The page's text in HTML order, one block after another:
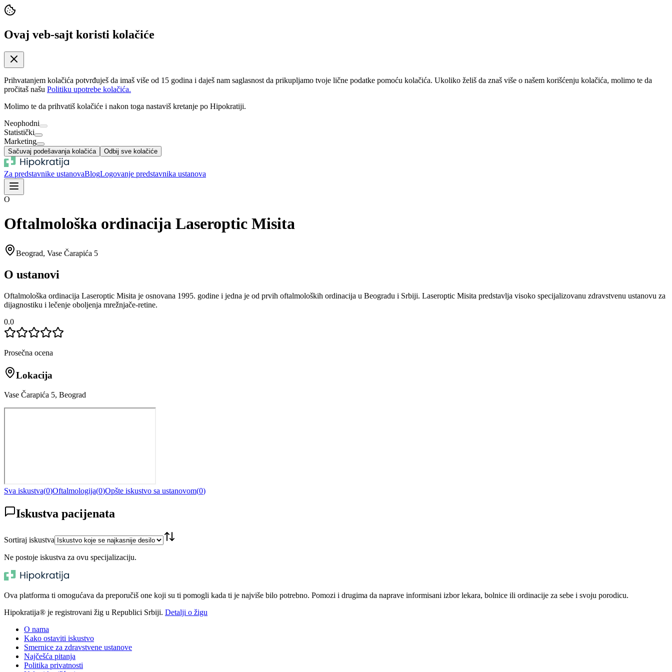
Ovaj veb-sajt koristi kolačiće
Prihvatanjem kolačića potvrđuješ da imaš više od 15 godina i daješ nam saglasnost da prikupljamo tvoje lične podatke pomoću kolačića. Ukoliko želiš da znaš više o našem korišćenju kolačića, molimo te da
pročitaš našu Politiku upotrebe kolačića.
Molimo te da prihvatiš kolačiće i nakon toga nastaviš kretanje po Hipokratiji.
Neophodni
Statistički
Marketing
Sačuvaj podešavanja kolačića Odbij sve kolačiće
Za predstavnike ustanovaBlogLogovanje predstavnika ustanova
O
Oftalmološka ordinacija Laseroptic Misita
Beograd, Vase Čarapića 5
O ustanovi
Oftalmološka ordinacija Laseroptic Misita je osnovana 1995. godine i jedna je od prvih oftalmoloških ordinacija u Beogradu i Srbiji. Laseroptic Misita predstavlja visoko specijalizovanu zdravstvenu ustanovu za
dijagnostiku i lečenje oboljenja mrežnjače-retine.
0.0
Prosečna ocena
Lokacija
Vase Čarapića 5, Beograd
Sva iskustva(0)Oftalmologija(0)Opšte iskustvo sa ustanovom(0)
Iskustva pacijenata
Sortiraj iskustva
Ne postoje iskustva za ovu specijalizaciju.
Ova platforma ti omogućava da preporučiš one koji su ti pomogli kada ti je najviše bilo potrebno. Pomozi i drugima da naprave informisani izbor lekara, bolnice ili ordinacije za sebe i svoju porodicu.
Hipokratija® je registrovani žig u Republici Srbiji. Detalji o žigu
O nama
Kako ostaviti iskustvo
Smernice za zdravstvene ustanove
Najčešća pitanja
Politika privatnosti